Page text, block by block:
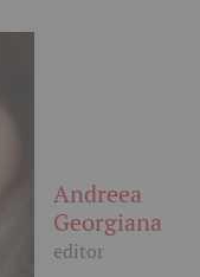
Andreea
Georgiana
editor